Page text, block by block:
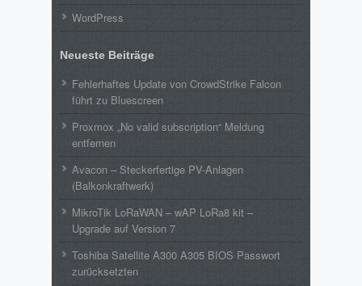
WordPress
Neueste Beiträge
Fehlerhaftes Update von CrowdStrike Falcon
führt zu Bluescreen
Proxmox „No valid subscription“ Meldung
entfernen
Avacon – Steckerfertige PV-Anlagen
(Balkonkraftwerk)
MikroTik LoRaWAN – wAP LoRa8 kit –
Upgrade auf Version 7
Toshiba Satellite A300 A305 BIOS Passwort
zurücksetzten